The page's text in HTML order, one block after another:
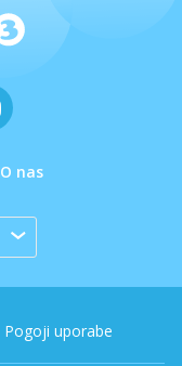
O nas
Pogoji uporabe